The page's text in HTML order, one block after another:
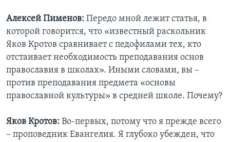
Алексей Пименов: Передо мной лежит статья, в
которой говорится, что «известный раскольник
Яков Кротов сравнивает с педофилами тех, кто
отстаивает необходимость преподавания основ
православия в школах». Иными словами, вы –
против преподавания предмета «основы
православной культуры» в средней школе. Почему?
Яков Кротов: Во-первых, потому что я прежде всего
– проповедник Евангелия. Я глубоко убежден, что